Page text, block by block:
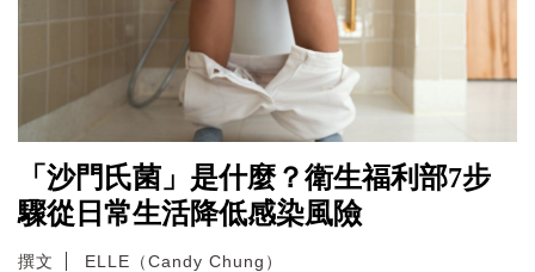
「沙門氏菌」是什麼？衛生福利部7步
驟從日常生活降低感染風險
撰文 ELLE（Candy Chung）